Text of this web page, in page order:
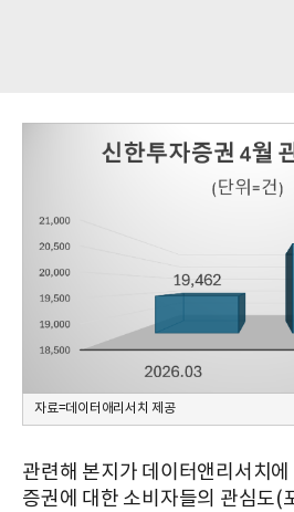
자료=데이터애리서치 제공
관련해 본지가 데이터앤리서치
증권에 대한 소비자들의 관심도(